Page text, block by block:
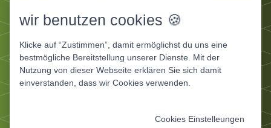
Datenschutz
Apps
Ernährungstagebuch Deluxe
wir benutzen cookies 🍪
Klicke auf “Zustimmen”, damit ermöglichst du uns eine
bestmögliche Bereitstellung unserer Dienste. Mit der
Nutzung von dieser Webseite erklären Sie sich damit
einverstanden, dass wir Cookies verwenden.
Cookies Einstelleungen